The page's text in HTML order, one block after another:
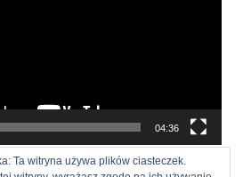
04:36
Ta witryna używa plików ciasteczek.